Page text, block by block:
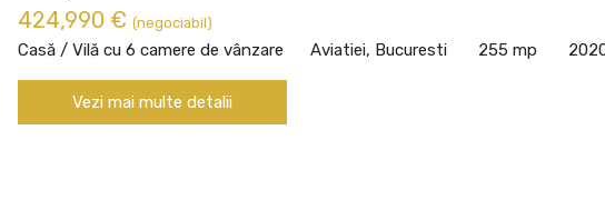
424,990 € (negociabil)
Casă / Vilă cu 6 camere de vânzare Aviatiei, Bucuresti 255 mp
Vezi mai multe detalii